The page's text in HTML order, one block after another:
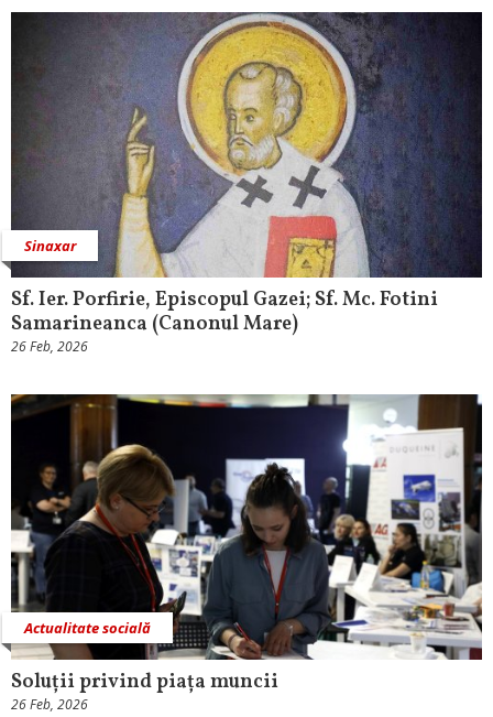
Sinaxar
Sf. Ier. Porfirie, Episcopul Gazei; Sf. Mc. Fotini
Samarineanca (Canonul Mare)
26 Feb, 2026
Actualitate socială
Soluții privind piața muncii
26 Feb, 2026